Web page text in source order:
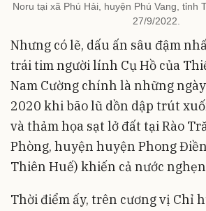
Noru tại xã Phú Hải, huyện Phú Vang, tỉnh
27/9/2022.
Nhưng có lẽ, dấu ấn sâu đậm
trái tim người lính Cụ Hồ của
Nam Cường chính là những
2020 khi bão lũ dồn dập trút
và thảm họa sạt lở đất tại Rào
Phòng, huyện huyện Phong
Thiên Huế) khiến cả nước
Thời điểm ấy, trên cương vị Chỉ